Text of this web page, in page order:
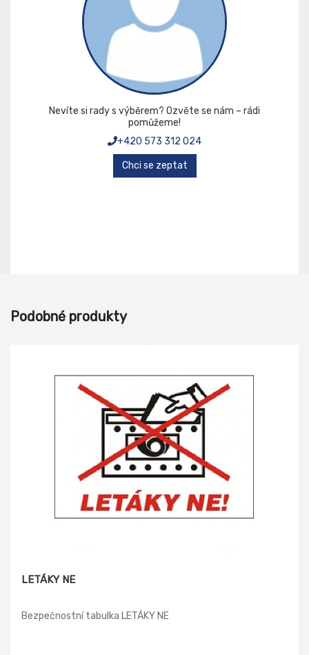
Nevíte si rady s výběrem? Ozvěte se nám – rádi
pomůžeme!
+420 573 312 024
Chci se zeptat
Podobné produkty
LETÁKY NE
Bezpečnostní tabulka LETÁKY NE